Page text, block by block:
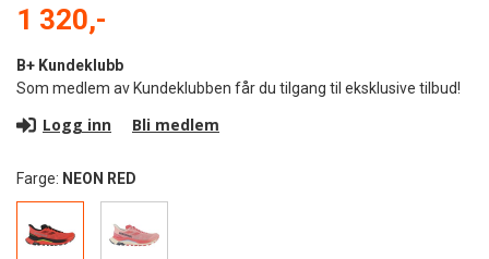
1 320,-
B+ Kundeklubb
Som medlem av Kundeklubben får du tilgang til eksklusive tilbud!
Logg inn Bli medlem
Farge: NEON RED